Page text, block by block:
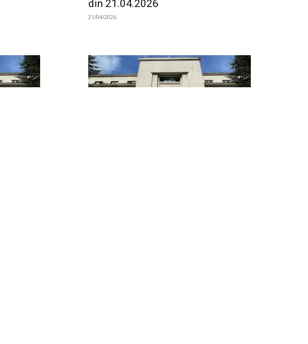
din 21.04.2026
21/04/2026